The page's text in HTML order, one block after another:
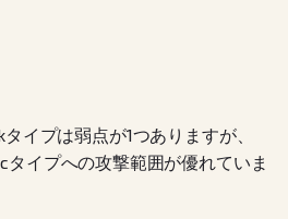
イプは弱点が1つありますが、
タイプへの攻撃範囲が優れていま